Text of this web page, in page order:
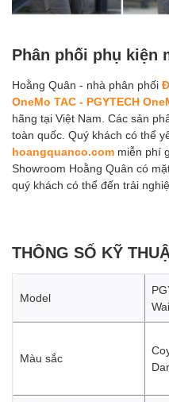
Phân phối phụ kiện
Hoằng Quân - nhà phân phối
OneMo TAC - PGYTECH
hãng tại Việt Nam. Các sản
toàn quốc. Quý khách có thể
hoangquanco.com miễn phí
Showroom Hoằng Quân có
quý khách có thể đến trải
THÔNG SỐ KỸ
Model
Màu sắc